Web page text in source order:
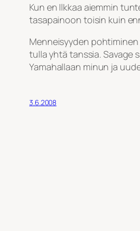
Kun en Ilkkaa aiemmin
tasapainoon toisin kuin
Menneisyyden
tulla yhtä tanssia. Savage
Yamahallaan minun ja
3.6.2008